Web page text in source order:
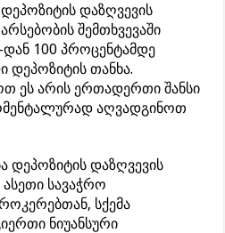
დაზღვევის
შემთხვევაში
100 პროცენტამდე
თანხა.
ეს არის ერთადერთი შანსი
აღვადგინოთ
დეპოზიტის დაზღვევის
ასეთი სავაჭრო
სქემა
ნიუანსური